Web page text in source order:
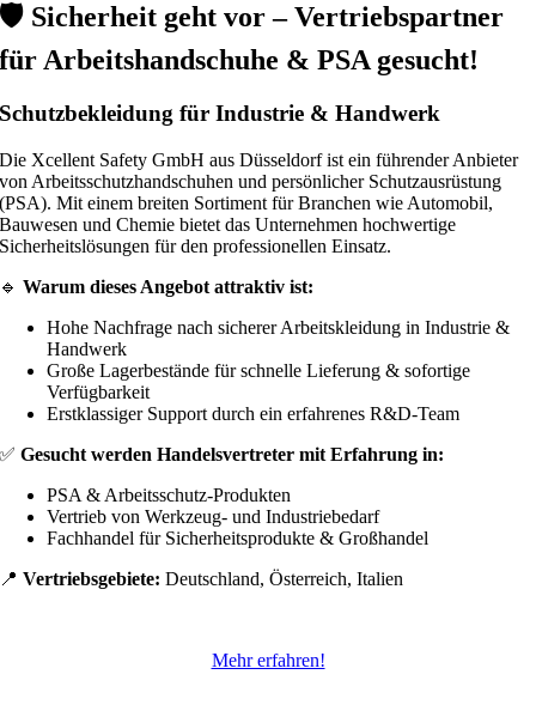
🛡️ Sicherheit geht vor – Vertriebspartner
für Arbeitshandschuhe & PSA gesucht!
Schutzbekleidung für Industrie & Handwerk
Die Xcellent Safety GmbH aus Düsseldorf ist ein führender Anbieter
von Arbeitsschutzhandschuhen und persönlicher Schutzausrüstung
(PSA). Mit einem breiten Sortiment für Branchen wie Automobil,
Bauwesen und Chemie bietet das Unternehmen hochwertige
Sicherheitslösungen für den professionellen Einsatz.
🔹Warum dieses Angebot attraktiv ist:
Hohe Nachfrage nach sicherer Arbeitskleidung in Industrie &
Handwerk
Große Lagerbestände für schnelle Lieferung & sofortige
Verfügbarkeit
Erstklassiger Support durch ein erfahrenes R&D-Team
✅Gesucht werden Handelsvertreter mit Erfahrung in:
PSA & Arbeitsschutz-Produkten
Vertrieb von Werkzeug- und Industriebedarf
Fachhandel für Sicherheitsprodukte & Großhandel
📍Vertriebsgebiete: Deutschland, Österreich, Italien
Mehr erfahren!